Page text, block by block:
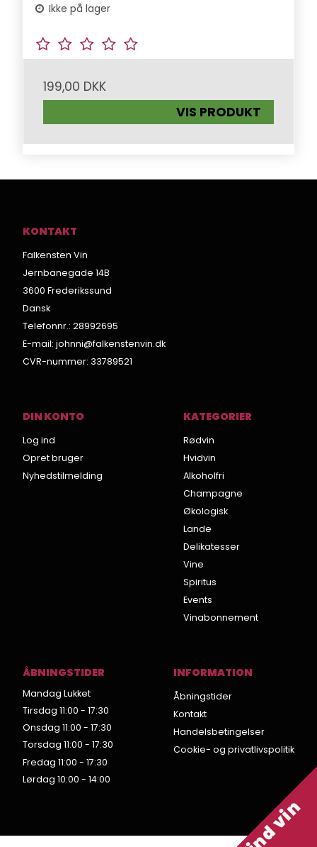
Ikke på lager
199,00 DKK
VIS PRODUKT
KONTAKT
Falkensten Vin
Jernbanegade 14B
3600 Frederikssund
Dansk
Telefonnr.: 28992695
E-mail: johnni@falkenstenvin.dk
CVR-nummer: 33789521
DIN KONTO
Log ind
Opret bruger
Nyhedstilmelding
KATEGORIER
Rødvin
Hvidvin
Alkoholfri
Champagne
Økologisk
Lande
Delikatesser
Vine
Spiritus
Events
Vinabonnement
ÅBNINGSTIDER
Mandag Lukket
Tirsdag 11:00 - 17:30
Onsdag 11:00 - 17:30
Torsdag 11:00 - 17:30
Fredag 11:00 - 17:30
Lørdag 10:00 - 14:00
INFORMATION
Åbningstider
Kontakt
Handelsbetingelser
Cookie- og privatlivspolitik
Vind vin